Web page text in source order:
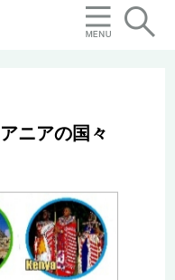
ニアの国々